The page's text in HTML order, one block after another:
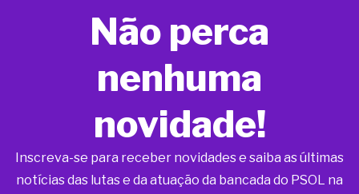
Não perca
nenhuma
novidade!
Inscreva-se para receber novidades e saiba as últimas
notícias das lutas e da atuação da bancada do PSOL na